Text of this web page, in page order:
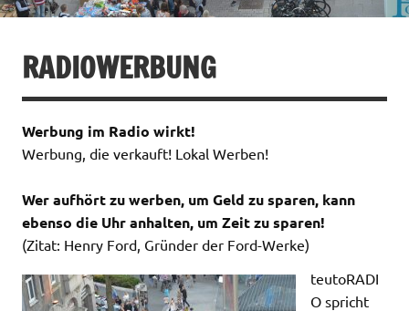
RADIOWERBUNG
Werbung im Radio wirkt!
Werbung, die verkauft! Lokal Werben!
Wer aufhört zu werben, um Geld zu sparen, kann
ebenso die Uhr anhalten, um Zeit zu sparen!
(Zitat: Henry Ford, Gründer der Ford-Werke)
teutoRADI
O spricht